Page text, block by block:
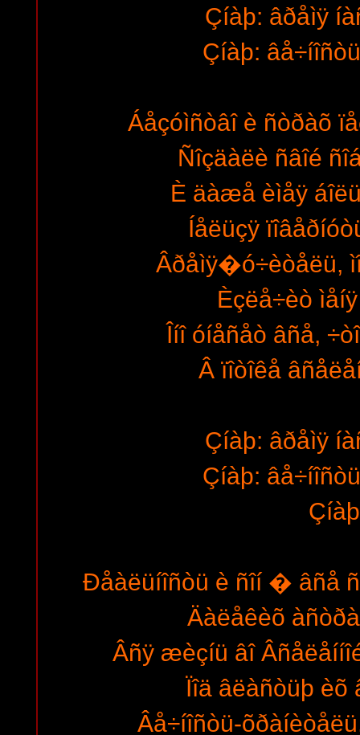
Çíàþ: âðåìÿ
Çíàþ:
Áåçóìñòâî è ñòðàõ
Ñîçäàëè ñâîé
È äàæå èìåÿ
Íåëüçÿ
Âðåìÿ�ó÷èòåëü,
Èçëå÷èò
Îíî óíåñåò âñå,
Â ïîòîêå
Çíàþ: âðåìÿ
Çíàþ:
Ðåàëüíîñòü è ñîí � âñå
Äàëåêèõ
Âñÿ æèçíü âî
Ïîä âëàñòüþ èõ
Âå÷íîñòü-